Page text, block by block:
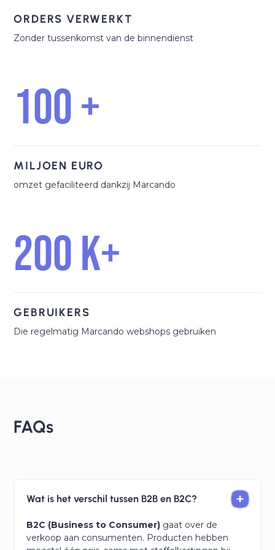
ORDERS VERWERKT
Zonder tussenkomst van de binnendienst
100 +
MILJOEN EURO
omzet gefaciliteerd dankzij Marcando
200 K+
GEBRUIKERS
Die regelmatig Marcando webshops gebruiken
FAQs
Wat is het verschil tussen B2B en B2C?
B2C (Business to Consumer) gaat over de
verkoop aan consumenten. Producten hebben